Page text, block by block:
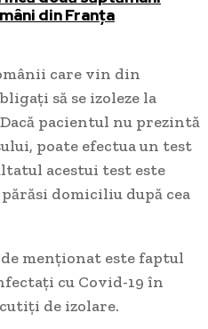
din Franța
care vin din
să se izoleze la
pacientul nu prezintă
poate efectua un test
acestui test este
domiciliu după cea
menționat este faptul
cu Covid-19 în
de izolare.